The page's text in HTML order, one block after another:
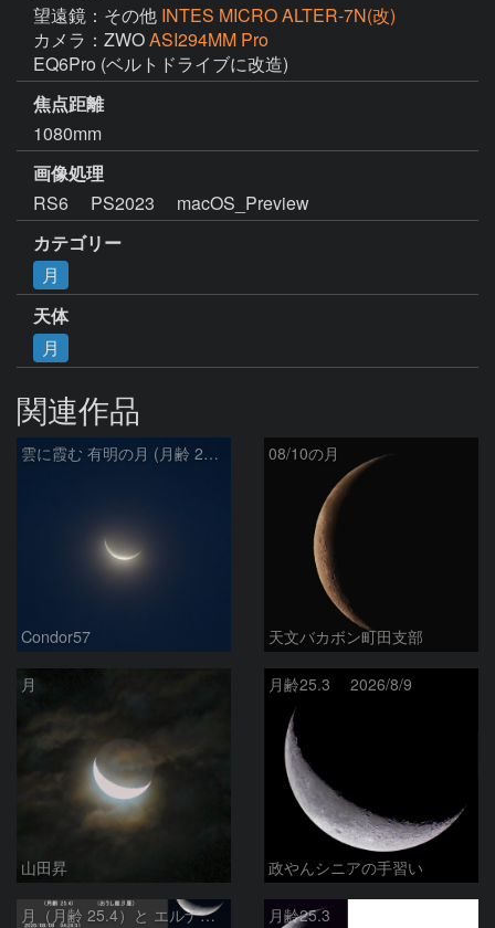
望遠鏡：その他 INTES MICRO ALTER-7N(改)
カメラ：ZWOASI294MM Pro
EQ6Pro (ベルトドライブに改造)
焦点距離
1080mm
画像処理
RS6 　PS2023　 macOS_Preview
カテゴリー
月
天体
月
関連作品
雲に霞む 有明の月 (月齢 26.4)
Condor57
08/10の月
天文バカボン町田支部
月
山田昇
月齢25.3 2026/8/9
政やんシニアの手習い
月（月齢 25.4）と エルナト（おうし座β星） 月齢25.3